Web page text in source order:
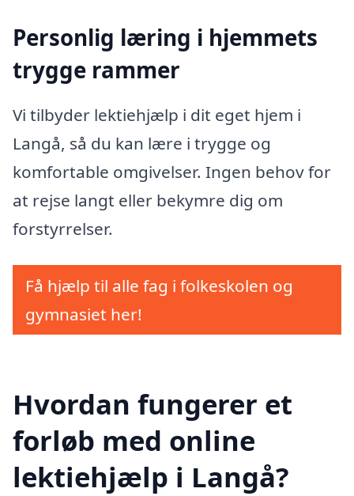
Personlig læring i hjemmets
trygge rammer
Vi tilbyder lektiehjælp i dit eget hjem i
Langå, så du kan lære i trygge og
komfortable omgivelser. Ingen behov for
at rejse langt eller bekymre dig om
forstyrrelser.
Få hjælp til alle fag i folkeskolen og
gymnasiet her!
Hvordan fungerer et
forløb med online
lektiehjælp i Langå?